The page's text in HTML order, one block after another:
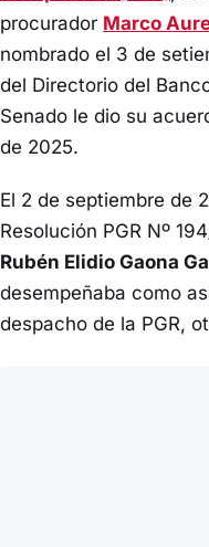
procurador Marco
nombrado el 3 de
del Directorio del
Senado le dio su
de 2025.
El 2 de septiembre de
Resolución PGR Nº
Rubén Elidio Gaona
desempeñaba como
despacho de la PGR,